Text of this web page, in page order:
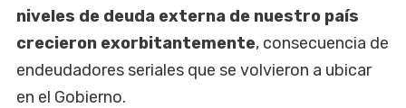
niveles de deuda externa de nuestro país
crecieron exorbitantemente, consecuencia de
endeudadores seriales que se volvieron a ubicar
en el Gobierno.